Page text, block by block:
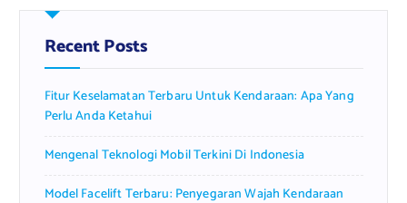
h
f
o
:
Recent Posts
Fitur Keselamatan Terbaru Untuk Kendaraan: Apa Yang
Perlu Anda Ketahui
Mengenal Teknologi Mobil Terkini Di Indonesia
Model Facelift Terbaru: Penyegaran Wajah Kendaraan